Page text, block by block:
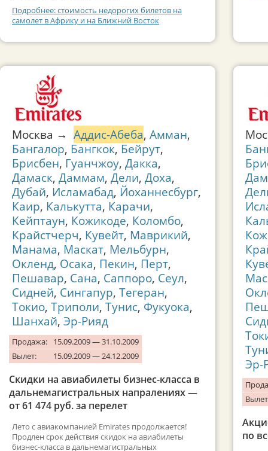
Подробнее: стоимость недорогих билетов на
самолет в Африку и на Ближний Восток
Москва → Аддис-Абеба, Амман,
Бангалор, Бангкок, Бейрут,
Брисбен, Гуанчжоу, Дакка,
Дамаск, Даммам, Дели, Доха,
Дубай, Исламабад, Йоханнесбург,
Каир, Калькутта, Карачи,
Кейптаун, Кожикоде, Коломбо,
Крайстчерч, Кувейт, Маврикий,
Манама, Маскат, Мельбурн,
Окленд, Осака, Пекин, Перт,
Пешавар, Сана, Саппоро, Сеул,
Сидней, Сингапур, Тегеран,
Токио, Триполи, Тунис, Фукуока,
Шанхай, Эр-Рияд
Продажа:
15.09.2009 — 31.10.2009
Вылет:
15.09.2009 — 24.12.2009
Скидки на авиабилеты бизнес-класса в
дальнемагистральных напралениях —
от 61 474 руб. за перелет
Лето с авиакомпанией Emirates продолжается!
Продлен срок действия скидок на авиабилеты
бизнес-класса в дальнемагистральных
Эр-
по